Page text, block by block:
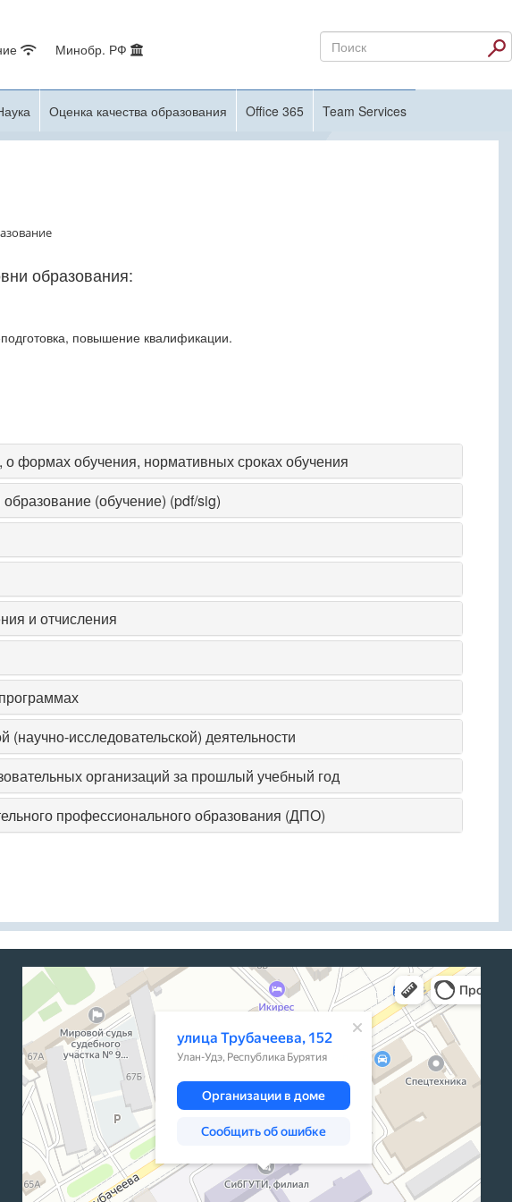
Минобр. РФ
Оценка качества образования Office 365 Team Services
образования:
повышение квалификации.
формах обучения, нормативных сроках обучения
(обучение) (pdf/sig)
и отчисления
исследовательской) деятельности
организаций за прошлый учебный год
профессионального образования (ДПО)
Улан‑Удэ
Улица Трубачеева, 152 — Яндекс Карты